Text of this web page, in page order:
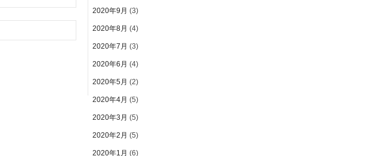
2020年9月 (3)
2020年8月 (4)
2020年7月 (3)
2020年6月 (4)
2020年5月 (2)
2020年4月 (5)
2020年3月 (5)
2020年2月 (5)
2020年1月 (6)